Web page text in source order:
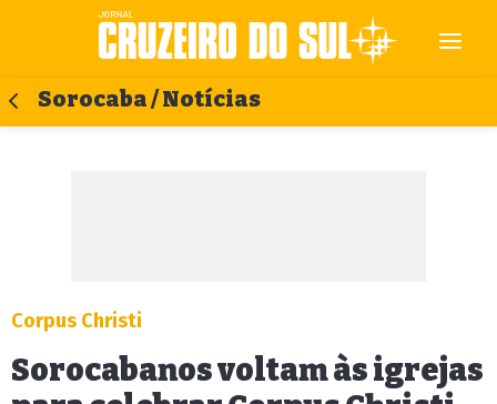
Sorocaba / Notícias
Corpus Christi
Sorocabanos voltam às igrejas